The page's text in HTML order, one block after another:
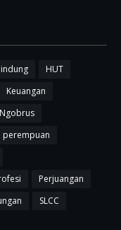
HUT
Keuangan
Ngobrus
perempuan
Perjuangan
SLCC